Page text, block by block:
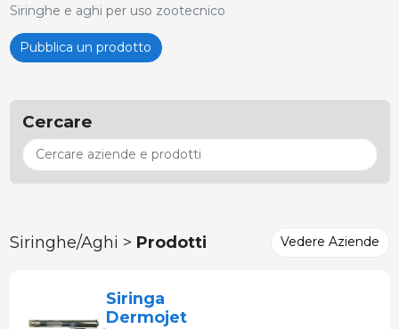
Siringhe e aghi per uso zootecnico
Pubblica un prodotto
Cercare
Siringhe/Aghi > Prodotti Vedere Aziende
Siringa
Dermojet